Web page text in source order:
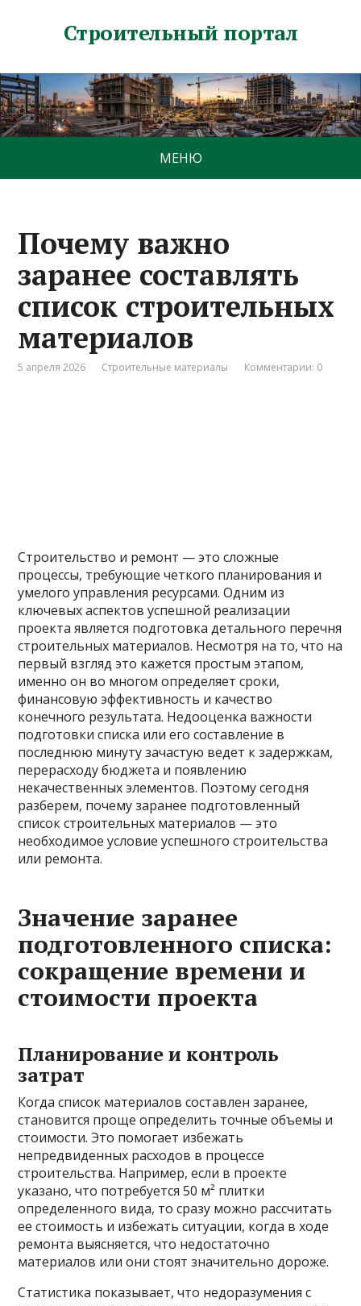
Строительный портал
МЕНЮ
Почему важно
заранее составлять
список строительных
материалов
5 апреля 2026 Строительные материалы Комментарии: 0
Строительство и ремонт — это сложные
процессы, требующие четкого планирования и
умелого управления ресурсами. Одним из
ключевых аспектов успешной реализации
проекта является подготовка детального перечня
строительных материалов. Несмотря на то, что на
первый взгляд это кажется простым этапом,
именно он во многом определяет сроки,
финансовую эффективность и качество
конечного результата. Недооценка важности
подготовки списка или его составление в
последнюю минуту зачастую ведет к задержкам,
перерасходу бюджета и появлению
некачественных элементов. Поэтому сегодня
разберем, почему заранее подготовленный
список строительных материалов — это
необходимое условие успешного строительства
или ремонта.
Значение заранее
подготовленного списка:
сокращение времени и
стоимости проекта
Планирование и контроль
затрат
Когда список материалов составлен заранее,
становится проще определить точные объемы и
стоимости. Это помогает избежать
непредвиденных расходов в процессе
строительства. Например, если в проекте
указано, что потребуется 50 м² плитки
определенного вида, то сразу можно рассчитать
ее стоимость и избежать ситуации, когда в ходе
ремонта выясняется, что недостаточно
материалов или они стоят значительно дороже.
Статистика показывает, что недоразумения с